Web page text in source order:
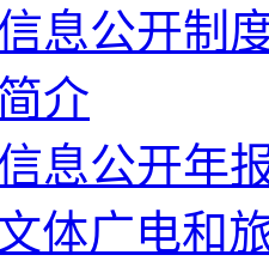
息公开制
介
息公开年
体广电和